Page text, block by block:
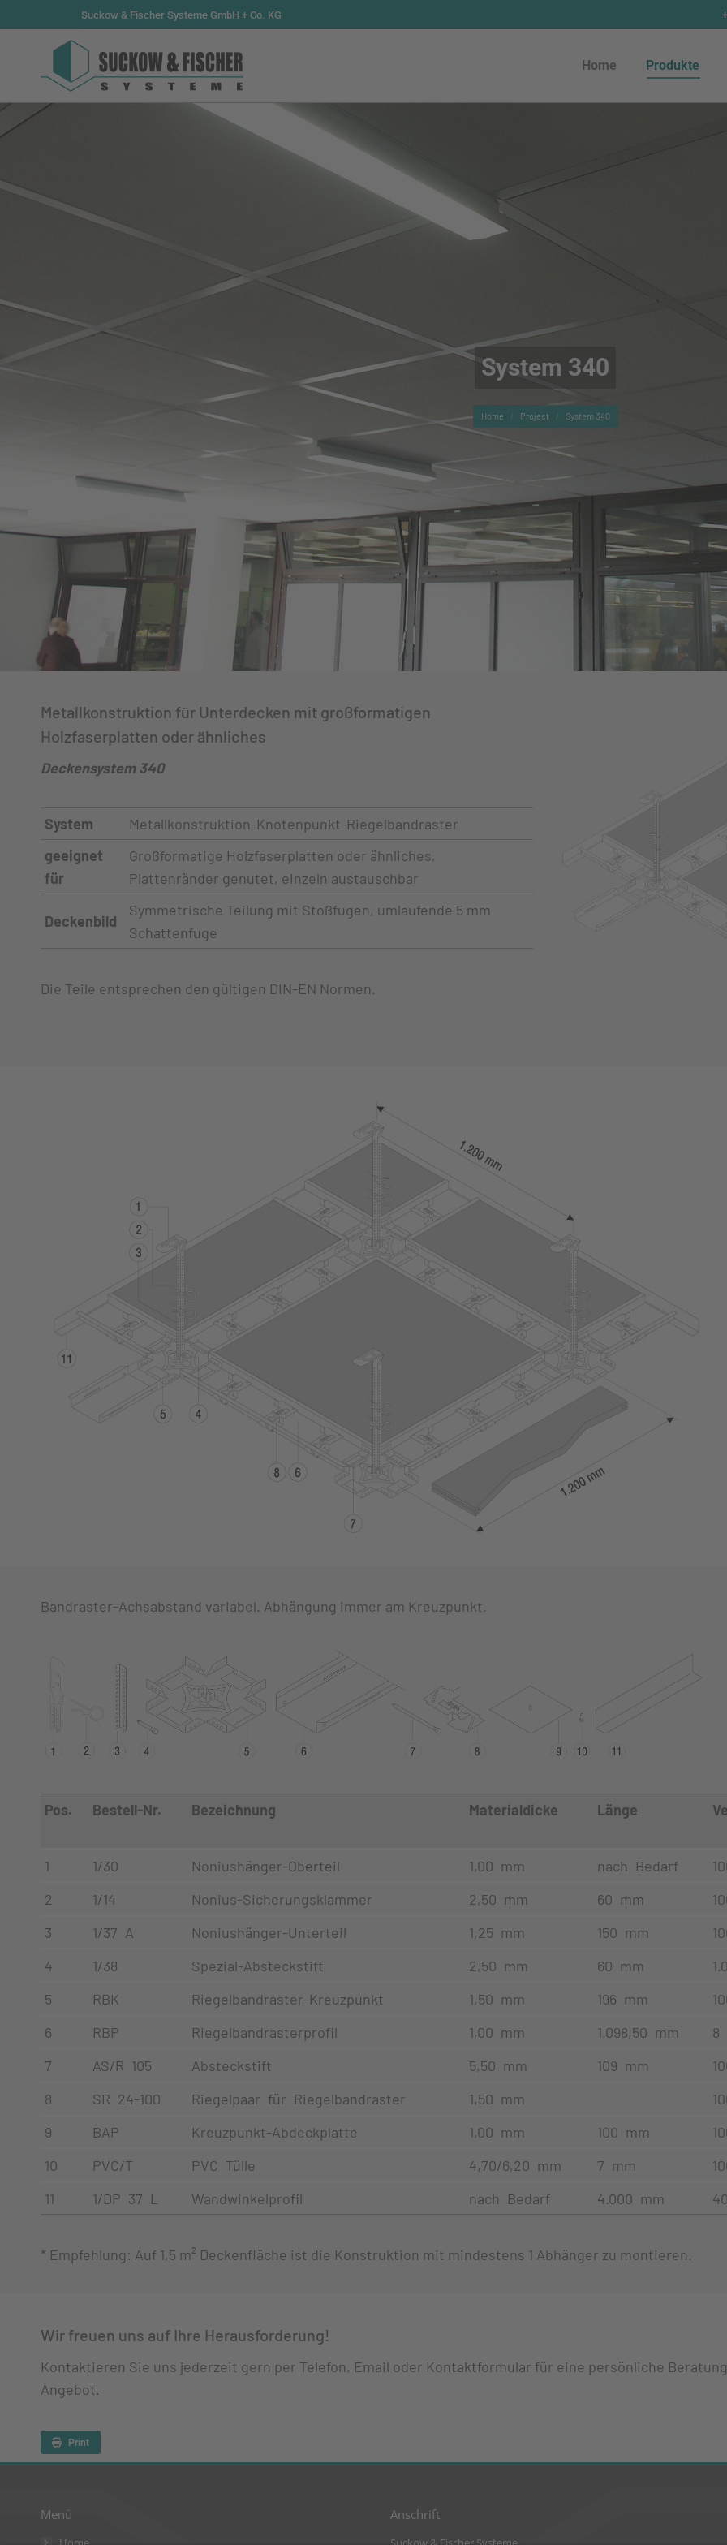
Suckow & Fischer Systeme GmbH + Co. KG
Home Produkte
System 340
You are here:
Home Project System 340
Metallkonstruktion für Unterdecken mit großformatigen
Holzfaserplatten oder ähnliches
Deckensystem 340
System
Metallkonstruktion-Knotenpunkt-Riegelbandraster
geeignet
für
Großformatige Holzfaserplatten oder ähnliches,
Plattenränder genutet, einzeln austauschbar
Deckenbild
Symmetrische Teilung mit Stoßfugen, umlaufende 5 mm
Schattenfuge
Die Teile entsprechen den gültigen DIN-EN Normen.
Bandraster-Achsabstand variabel. Abhängung immer am Kreuzpunkt.
Pos. Bestell-Nr. Bezeichnung Materialdicke Länge
1
1/30 Noniushänger-Oberteil 1,00 mm nach Bedarf
2
1/14 Nonius-Sicherungsklammer 2,50 mm 60 mm
3
1/37 A Noniushänger-Unterteil 1,25 mm 150 mm
4
1/38 Spezial-Absteckstift 2,50 mm 60 mm
5
RBK Riegelbandraster-Kreuzpunkt 1,50 mm 196 mm
6
RBP Riegelbandrasterprofil 1,00 mm 1.098,50 mm 8
7
AS/R 105 Absteckstift 5,50 mm 109 mm
8
SR 24-100 Riegelpaar für Riegelbandraster 1,50 mm
9
BAP Kreuzpunkt-Abdeckplatte 1,00 mm 100 mm
10
PVC/T PVC Tülle 4,70/6,20 mm 7 mm
11
1/DP 37 L Wandwinkelprofil nach Bedarf 4.000 mm
* Empfehlung: Auf 1,5 m² Deckenfläche ist die Konstruktion mit mindestens 1 Abhänger zu montieren.
Wir freuen uns auf Ihre Herausforderung!
Kontaktieren Sie uns jederzeit gern per Telefon, Email oder Kontaktformular für eine persönliche
Angebot.
Print
Menü Anschrift
Home Produkte